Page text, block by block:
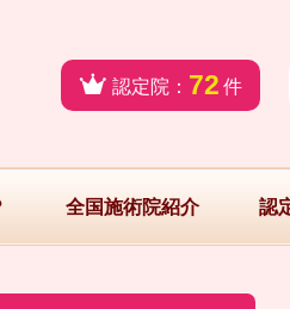
認定院： 72 件
全国施術院紹介 認